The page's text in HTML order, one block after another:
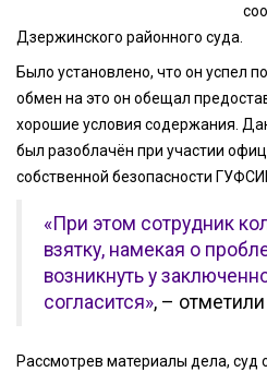
Дзержинского районного суда.
Было установлено, что он успел
обмен на это он обещал
хорошие условия содержания.
был разоблачён при участии
собственной безопасности
«При этом сотрудник
взятку, намекая о
возникнуть у
согласится», –
Рассмотрев материалы дела, суд